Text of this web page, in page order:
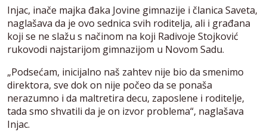
Injac, inače majka đaka Jovine gimnazije i članica Saveta,
naglašava da je ovo sednica svih roditelja, ali i građana
koji se ne slažu s načinom na koji Radivoje Stojković
rukovodi najstarijom gimnazijom u Novom Sadu.
„Podsećam, inicijalno naš zahtev nije bio da smenimo
direktora, sve dok on nije počeo da se ponaša
nerazumno i da maltretira decu, zaposlene i roditelje,
tada smo shvatili da je on izvor problema“, naglašava
Injac.